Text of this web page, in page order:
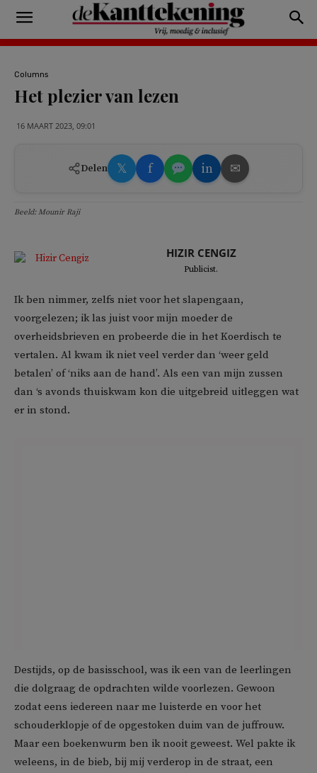
Columns
Het plezier van lezen
16 MAART 2023, 09:01
Delen 𝕏 f in ✉
Beeld: Mounir Raji
HIZIR CENGIZ
Publicist.
Ik ben nimmer, zelfs niet voor het slapengaan,
voorgelezen; ik las juist voor mijn moeder de
overheidsbrieven en probeerde die in het Koerdisch te
vertalen. Al kwam ik niet veel verder dan ‘weer geld
betalen’ of ‘niks aan de hand’. Als een van mijn zussen
dan ‘s avonds thuiskwam kon die uitgebreid uitleggen wat
er in stond.
Destijds, op de basisschool, was ik een van de leerlingen
die dolgraag de opdrachten wilde voorlezen. Gewoon
zodat eens iedereen naar me luisterde en voor het
schouderklopje of de opgestoken duim van de juffrouw.
Maar een boekenwurm ben ik nooit geweest. Wel pakte ik
weleens, in de bieb, bij mij verderop in de straat, een